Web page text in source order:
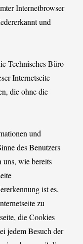
Internetbrowser
und
Technisches Büro
Internetseite
die ohne die
und
des Benutzers
wie bereits
ist es,
zu
die Cookies
jedem Besuch der